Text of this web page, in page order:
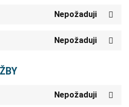
Nepožaduji
Nepožaduji
Nepožaduji